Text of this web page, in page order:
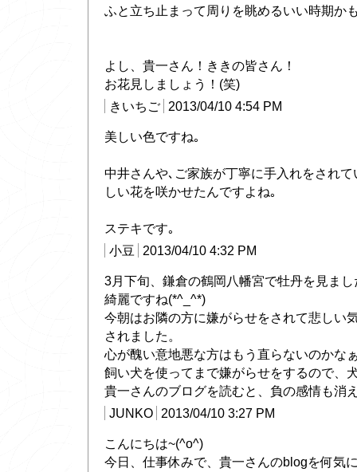
ふと立ち止まって周りを眺めるいい時期か
よし、貴一さん！ききの皆さん！
お花見しましょう！(笑)
きいちご
2013/04/10 4:54 PM
美しい色ですね｡
中井さんや､ご家族が丁寧に手入れをされ
しい花を咲かせたんですよね｡
ステキです｡
小豆
2013/04/10 4:32 PM
3月下旬、鎌倉の鶴岡八幡宮で牡丹を見まし
綺麗ですね(*^_^*)
今朝はお隣の方に嫌がらせをされて悲しい
されました。
心が醜い意地悪な方はもう直らないのかな
飼い犬を使ってまで嫌がらせをするので、
貴一さんのブログを読むと、負の感情も消
JUNKO
2013/04/10 3:27 PM
こんにちは~(^o^)
今日、仕事休みで、貴一さんのblogを何気